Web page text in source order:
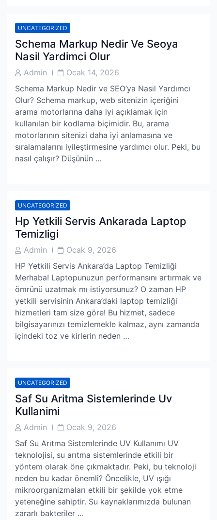
UNCATEGORIZED
Schema Markup Nedir Ve Seoya
Nasil Yardimci Olur
PostAdmin
PostOcak 14, 2026
Schema Markup Nedir ve SEO’ya Nasıl Yardımcı
Olur? Schema markup, web sitenizin içeriğini
arama motorlarına daha iyi açıklamak için
kullanılan bir kodlama biçimidir. Bu, arama
motorlarının sitenizi daha iyi anlamasına ve
sıralamalarını iyileştirmesine yardımcı olur. Peki, bu
nasıl çalışır? Düşünün …
UNCATEGORIZED
Hp Yetkili Servis Ankarada Laptop
Temizligi
PostAdmin
PostOcak 9, 2026
HP Yetkili Servis Ankara’da Laptop Temizliği
Merhaba! Laptopunuzun performansını artırmak ve
ömrünü uzatmak mı istiyorsunuz? O zaman HP
yetkili servisinin Ankara’daki laptop temizliği
hizmetleri tam size göre! Bu hizmet, sadece
bilgisayarınızı temizlemekle kalmaz, aynı zamanda
içindeki toz ve kirlerin neden …
UNCATEGORIZED
Saf Su Aritma Sistemlerinde Uv
Kullanimi
PostAdmin
PostOcak 9, 2026
Saf Su Arıtma Sistemlerinde UV Kullanımı UV
teknolojisi, su arıtma sistemlerinde etkili bir
yöntem olarak öne çıkmaktadır. Peki, bu teknoloji
neden bu kadar önemli? Öncelikle, UV ışığı
mikroorganizmaları etkili bir şekilde yok etme
yeteneğine sahiptir. Su kaynaklarımızda bulunan
zararlı bakteriler …